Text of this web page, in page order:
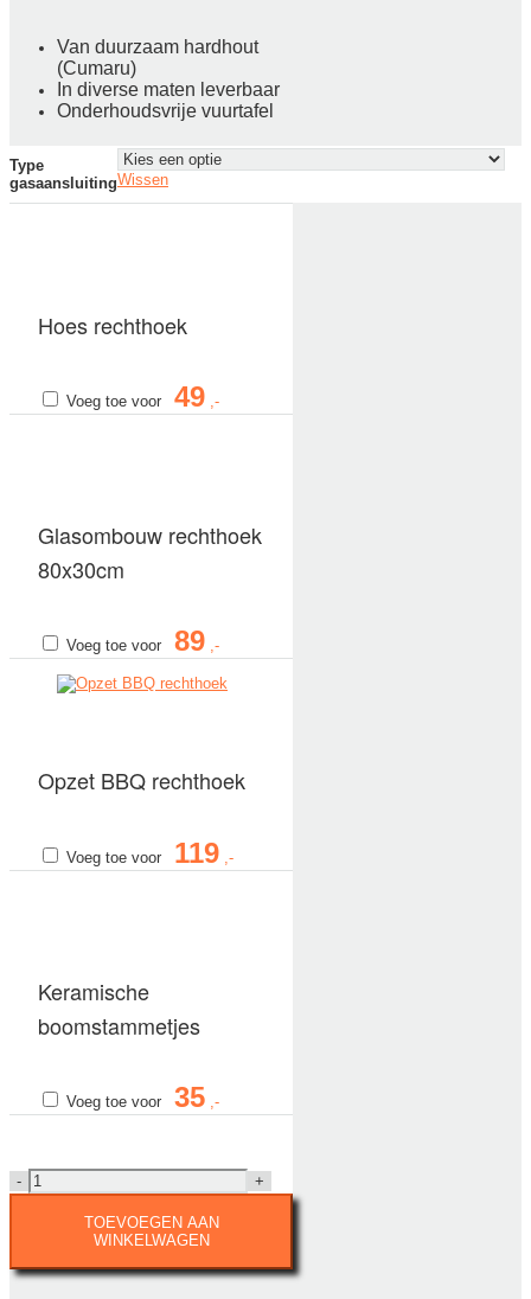
Van duurzaam hardhout
(Cumaru)
In diverse maten leverbaar
Onderhoudsvrije vuurtafel
Type
gasaansluitingWissen
Hoes rechthoek
Voeg toe voor 49
Glasombouw rechthoek
80x30cm
Voeg toe voor 89
Opzet BBQ rechthoek
Voeg toe voor 119
Keramische
boomstammetjes
Voeg toe voor 35
Vuurtafel
Coral
TOEVOEGEN AAN
WINKELWAGEN